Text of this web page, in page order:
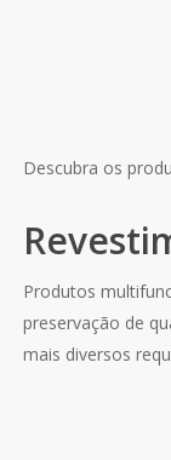
Descubra os
Produtos
preservação de
mais diversos